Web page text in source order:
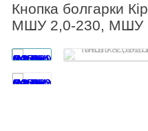
Кнопка болгарки
МШУ 2,0-230, МШУ